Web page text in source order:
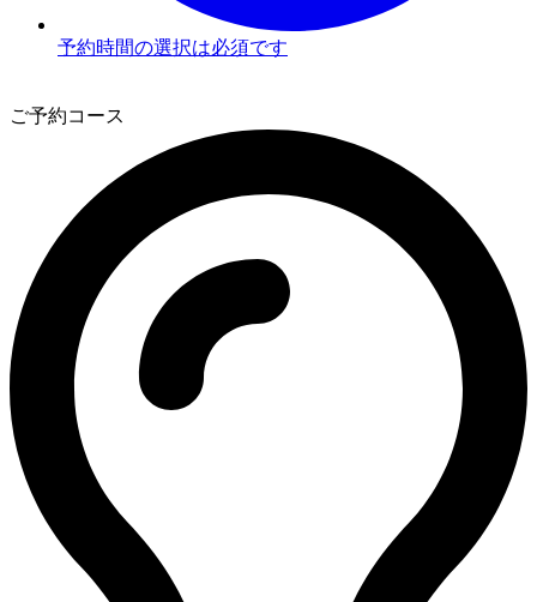
予約時間の選択は必須です
ご予約コース